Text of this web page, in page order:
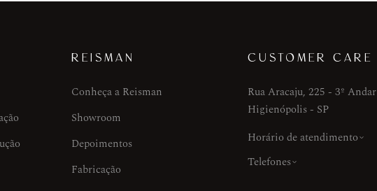
REISMAN
Conheça a Reisman
Showroom
Depoimentos
Fabricação
CUSTOMER CARE
Rua Aracaju, 225 - 3º Andar
Higienópolis - SP
Horário de atendimento
Telefones